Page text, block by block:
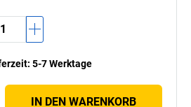
: 5-7 Werktage
IN DEN WARENKORB